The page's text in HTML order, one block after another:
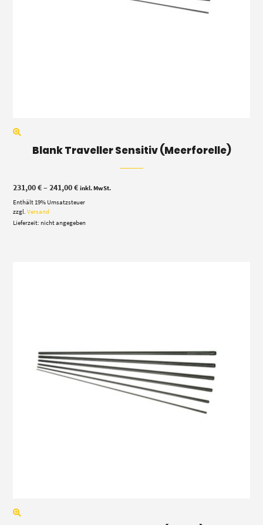
Blank Traveller Sensitiv (Meerforelle)
231,00€–241,00€Preisspanne:
bis
inkl. MwSt.
Enthält 19% Umsatzsteuer
zzgl.Versand
Lieferzeit: nicht angegeben